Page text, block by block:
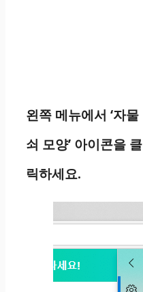
왼쪽 메뉴에서 ‘자물
쇠 모양’ 아이콘을 클
릭하세요.